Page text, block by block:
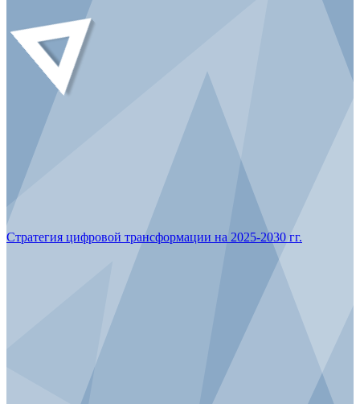
Стратегия цифровой трансформации на 2025-2030 гг.